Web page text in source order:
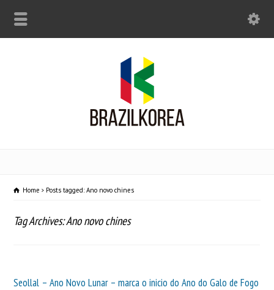
Home Posts tagged: Ano novo chines
Tag Archives: Ano novo chines
Seollal – Ano Novo Lunar – marca o inicio do Ano do Galo de Fogo